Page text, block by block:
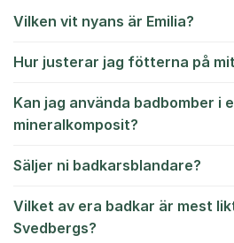
Alla inlägg
Vilken vit nyans är Emilia?
Hur justerar jag fötterna på
Kan jag använda badbomber i
mineralkomposit?
Säljer ni badkarsblandare?
Vilket av era badkar är mest
Svedbergs?